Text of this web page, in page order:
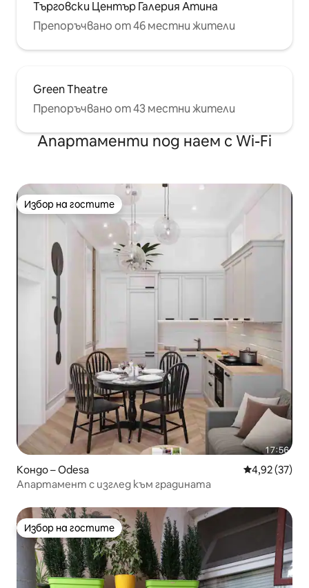
Търговски Център Галерия Атина
Препоръчвано от 46 местни жители
Green Theatre
Препоръчвано от 43 местни жители
Апартаменти под наем с Wi-Fi
Избор на гостите
Избор на гостите
Кондо – Odesa Средна
4,92 (37)
Апартамент с изглед към градината
Избор на гостите
Избор на гостите